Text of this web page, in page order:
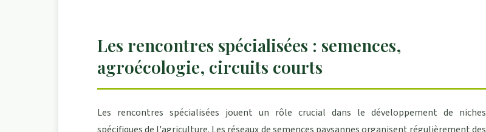
Les rencontres spécialisées : semences,
agroécologie, circuits courts
Les rencontres spécialisées jouent un rôle crucial dans le développement de niches